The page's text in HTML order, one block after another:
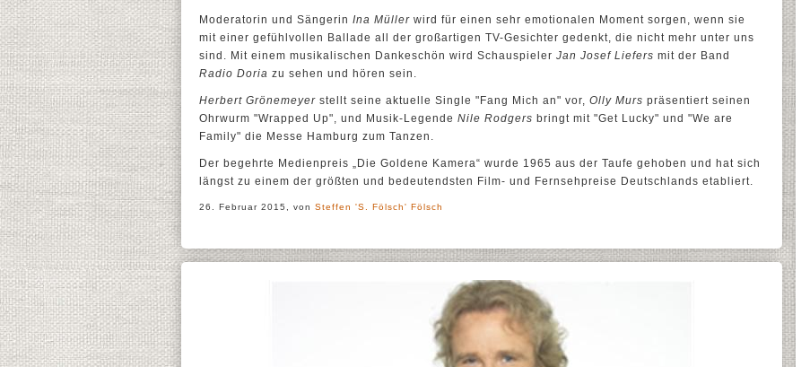
Moderatorin und Sängerin Ina Müller wird für einen sehr emotionalen Moment sorgen, wenn sie
mit einer gefühlvollen Ballade all der großartigen TV-Gesichter gedenkt, die nicht mehr unter uns
sind. Mit einem musikalischen Dankeschön wird Schauspieler Jan Josef Liefers mit der Band
Radio Doria zu sehen und hören sein.
Herbert Grönemeyer stellt seine aktuelle Single "Fang Mich an" vor, Olly Murs präsentiert seinen
Ohrwurm "Wrapped Up", und Musik-Legende Nile Rodgers bringt mit "Get Lucky" und "We are
Family" die Messe Hamburg zum Tanzen.
Der begehrte Medienpreis „Die Goldene Kamera“ wurde 1965 aus der Taufe gehoben und hat sich
längst zu einem der größten und bedeutendsten Film- und Fernsehpreise Deutschlands etabliert.
26. Februar 2015, von Steffen 'S. Fölsch' Fölsch